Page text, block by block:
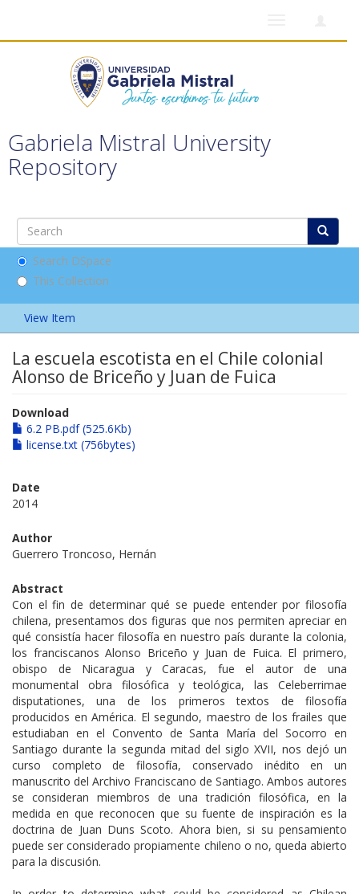
Gabriela Mistral University
Repository
Search DSpace
This Collection
View Item
La escuela escotista en el Chile colonial
Alonso de Briceño y Juan de Fuica
Download
6.2 PB.pdf (525.6Kb)
license.txt (756bytes)
Date
2014
Author
Guerrero Troncoso, Hernán
Abstract
Con el fin de determinar qué se puede entender por filosofía
chilena, presentamos dos figuras que nos permiten apreciar en
qué consistía hacer filosofía en nuestro país durante la colonia,
los franciscanos Alonso Briceño y Juan de Fuica. El primero,
obispo de Nicaragua y Caracas, fue el autor de una
monumental obra filosófica y teológica, las Celeberrimae
disputationes, una de los primeros textos de filosofía
producidos en América. El segundo, maestro de los frailes que
estudiaban en el Convento de Santa María del Socorro en
Santiago durante la segunda mitad del siglo XVII, nos dejó un
curso completo de filosofía, conservado inédito en un
manuscrito del Archivo Franciscano de Santiago. Ambos autores
se consideran miembros de una tradición filosófica, en la
medida en que reconocen que su fuente de inspiración es la
doctrina de Juan Duns Scoto. Ahora bien, si su pensamiento
puede ser considerado propiamente chileno o no, queda abierto
para la discusión.